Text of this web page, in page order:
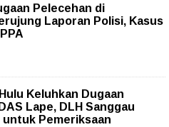
Pelecehan di
Laporan Polisi, Kasus
Keluhkan Dugaan
Lape, DLH Sanggau
untuk Pemeriksaan